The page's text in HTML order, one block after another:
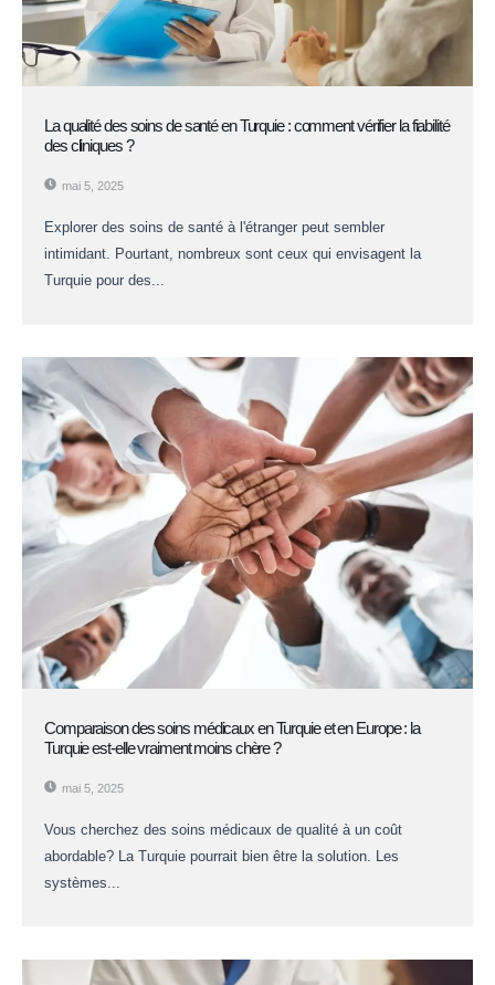
La qualité des soins de santé en Turquie : comment vérifier la fiabilité
des cliniques ?
mai 5, 2025
Explorer des soins de santé à l'étranger peut sembler
intimidant. Pourtant, nombreux sont ceux qui envisagent la
Turquie pour des...
Comparaison des soins médicaux en Turquie et en Europe : la
Turquie est-elle vraiment moins chère ?
mai 5, 2025
Vous cherchez des soins médicaux de qualité à un coût
abordable? La Turquie pourrait bien être la solution. Les
systèmes...